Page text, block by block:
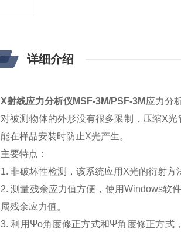
详细介绍
X射线应力分析仪MSF-3M/PSF-3M 应力分
对被测物体的外形没有很多限制，压缩X
能在样品安装时防止X光产生。
主要特点：
1. 非破坏性检测，该系统应用X光的衍射
2. 测量残余应力值方便，使用Windows软
属残余应力值。
3. 利用Ψo角度修正方式和Ψ角度修正方式